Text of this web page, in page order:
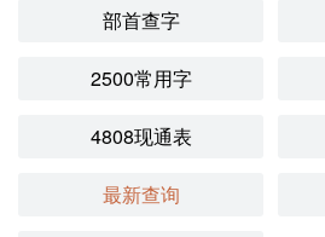
部首查字
2500常用字
4808现通表
最新查询